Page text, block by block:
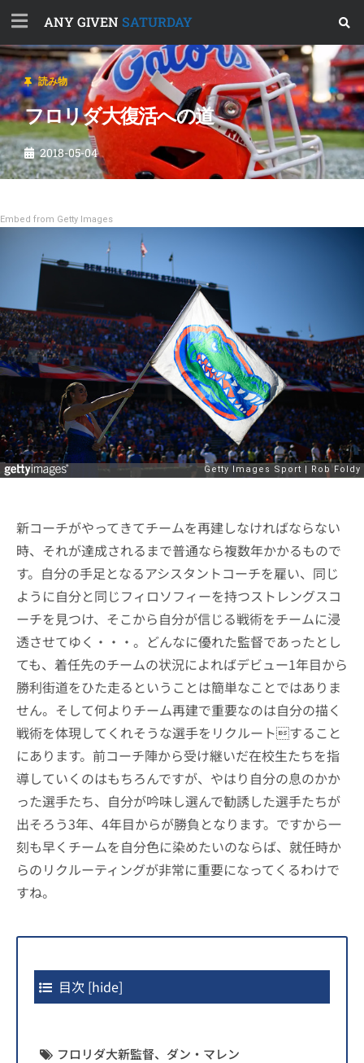
ANY GIVEN SATURDAY
読み物
フロリダ大復活への道
2018-05-04
Embed from Getty Images
新コーチがやってきてチームを再建しなければならない
時、それが達成されるまで普通なら複数年かかるもので
す。自分の手足となるアシスタントコーチを雇い、同じ
ように自分と同じフィロソフィーを持つストレングスコ
ーチを見つけ、そこから自分が信じる戦術をチームに浸
透させてゆく・・・。どんなに優れた監督であったとし
ても、着任先のチームの状況によればデビュー1年目から
勝利街道をひた走るということは簡単なことではありま
せん。そして何よりチーム再建で重要なのは自分の描く
戦術を体現してくれそうな選手をリクルートすること
にあります。前コーチ陣から受け継いだ在校生たちを指
導していくのはもちろんですが、やはり自分の息のかか
った選手たち、自分が吟味し選んで勧誘した選手たちが
出そろう3年、4年目からが勝負となります。ですから一
刻も早くチームを自分色に染めたいのならば、就任時か
らのリクルーティングが非常に重要になってくるわけで
すね。
目次 [hide]
フロリダ大新監督、ダン・マレン